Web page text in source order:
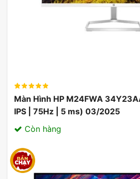
Màn Hình HP M24FWA
IPS | 75Hz | 5 ms) 03/2025
Còn hàng